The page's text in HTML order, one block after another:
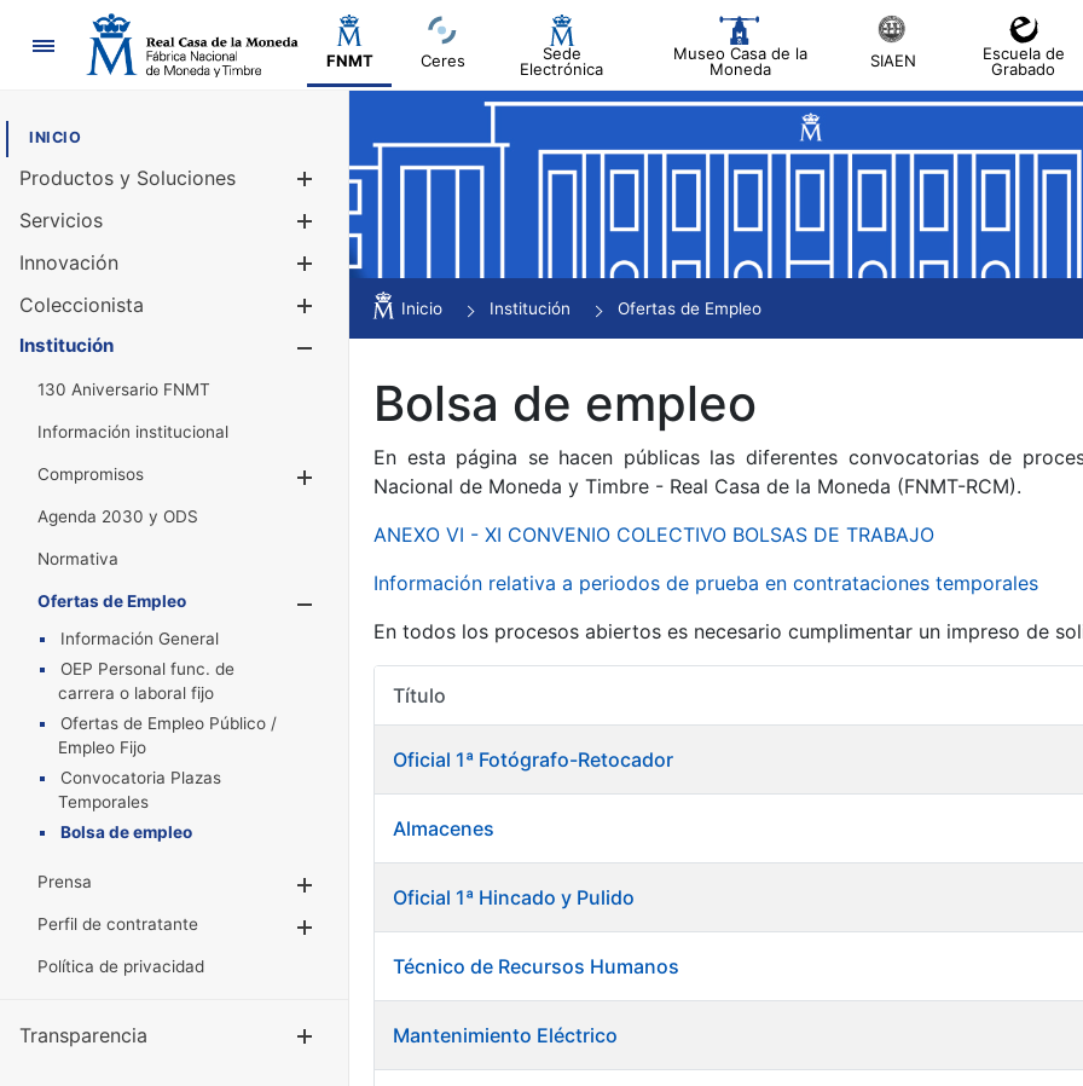
Navegación
FNMT Ceres
Sede
Electrónica
Museo Casa de la
Moneda
SIAEN
Escuela de
Grabado
INICIO
Productos y Soluciones
Mostrar/Ocultar
Servicios
Innovación
Coleccionista
Mostrar/Ocultar
Institución
130 Aniversario FNMT
Información institucional
Compromisos
Mostrar/Ocultar
Agenda 2030 y ODS
Normativa
Ofertas de Empleo
Información General
OEP Personal func. de
carrera o laboral fijo
Ofertas de Empleo Público /
Empleo Fijo
Convocatoria Plazas
Temporales
Bolsa de empleo
Prensa
Perfil de contratante
Política de privacidad
Transparencia Mostrar/Ocultar
Inicio Institución Ofertas de Empleo
Bolsa de empleo
En esta página se hacen públicas las diferentes convocatorias de
Nacional de Moneda y Timbre - Real Casa de la Moneda (FNMT-RCM).
ANEXO VI - XI CONVENIO COLECTIVO BOLSAS DE TRABAJO
Información relativa a periodos de prueba en contrataciones temporales
En todos los procesos abiertos es necesario cumplimentar un impreso de
Título
Oficial 1ª Fotógrafo-Retocador
Almacenes
Oficial 1ª Hincado y Pulido
Técnico de Recursos Humanos
Mantenimiento Eléctrico